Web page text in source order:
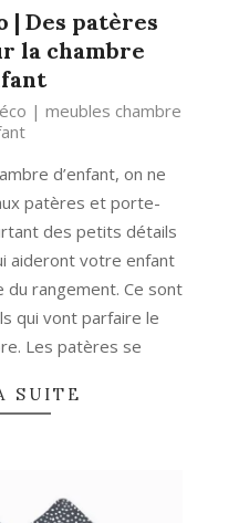
| Des patères
la chambre
| meubles chambre
d’enfant, on ne
patères et porte-
des petits détails
aideront votre enfant
rangement. Ce sont
qui vont parfaire le
Les patères se
SUITE